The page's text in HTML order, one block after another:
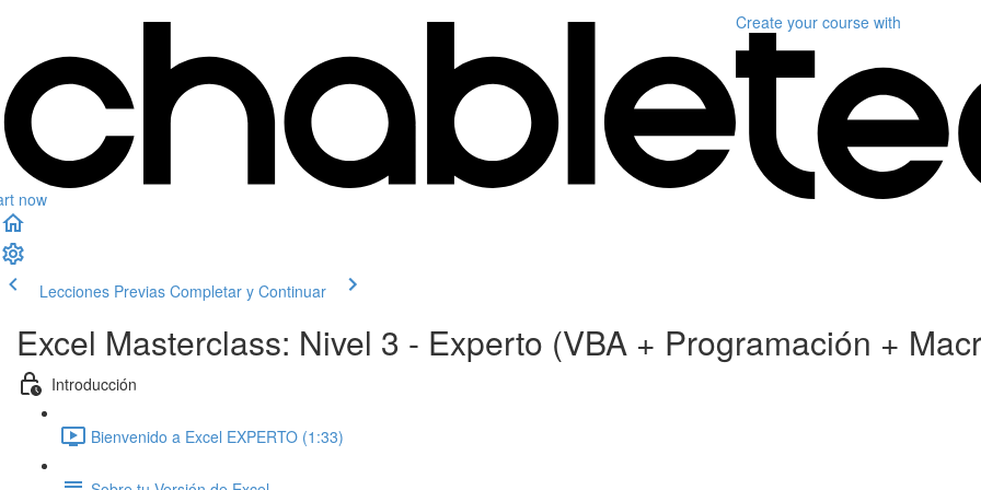
now
Create your course with
Lecciones Previas Completar y Continuar
Excel Masterclass: Nivel 3 - Experto (VBA + Programación +
Introducción
Bienvenido a Excel EXPERTO (1:33)